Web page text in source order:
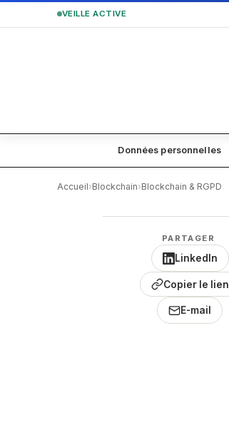
VEILLE ACTIVE
Données personnelles
Accueil›Blockchain›Blockchain & RGPD
PARTAGER
LinkedIn
Copier le lien
E-mail